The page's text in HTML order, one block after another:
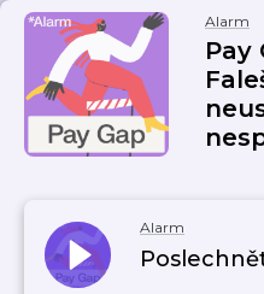
Alarm
Pay
Alarm